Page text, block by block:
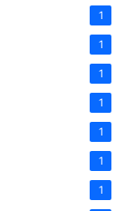
1
1
1
1
1
1
1